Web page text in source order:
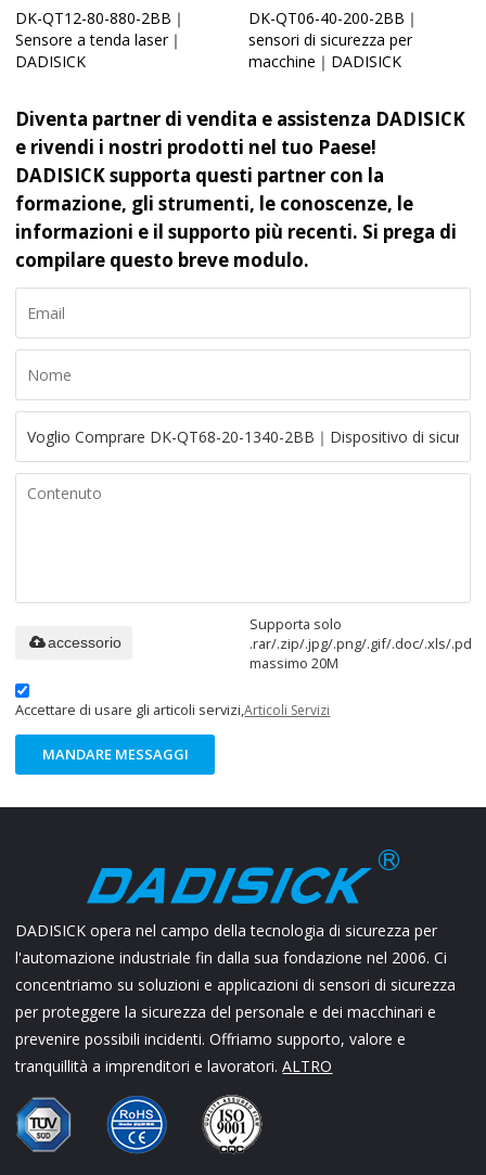
DK-QT12-80-880-2BB｜
Sensore a tenda laser｜
DADISICK
DK-QT06-40-200-2BB｜
sensori di sicurezza per
macchine｜DADISICK
Diventa partner di vendita e assistenza DADISICK
e rivendi i nostri prodotti nel tuo Paese!
DADISICK supporta questi partner con la
formazione, gli strumenti, le conoscenze, le
informazioni e il supporto più recenti. Si prega di
compilare questo breve modulo.
Supporta solo
.rar/.zip/.jpg/.png/.gif/.doc/.xls/.pdf,
massimo 20M
accessorio
Accettare di usare gli articoli servizi,Articoli Servizi
MANDARE MESSAGGI
DADISICK opera nel campo della tecnologia di sicurezza per
l'automazione industriale fin dalla sua fondazione nel 2006. Ci
concentriamo su soluzioni e applicazioni di sensori di sicurezza
per proteggere la sicurezza del personale e dei macchinari e
prevenire possibili incidenti. Offriamo supporto, valore e
tranquillità a imprenditori e lavoratori.ALTRO